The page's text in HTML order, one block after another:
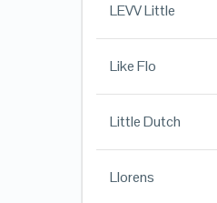
LEVV Little
Like Flo
Little Dutch
Llorens